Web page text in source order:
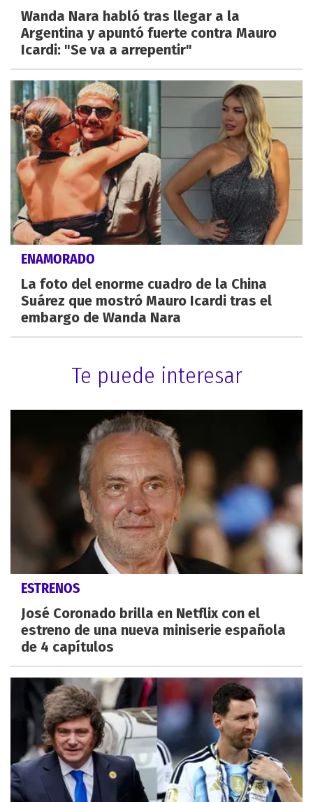
Wanda Nara habló tras llegar a la
Argentina y apuntó fuerte contra Mauro
Icardi: "Se va a arrepentir"
ENAMORADO
La foto del enorme cuadro de la China
Suárez que mostró Mauro Icardi tras el
embargo de Wanda Nara
Te puede interesar
ESTRENOS
José Coronado brilla en Netflix con el
estreno de una nueva miniserie española
de 4 capítulos